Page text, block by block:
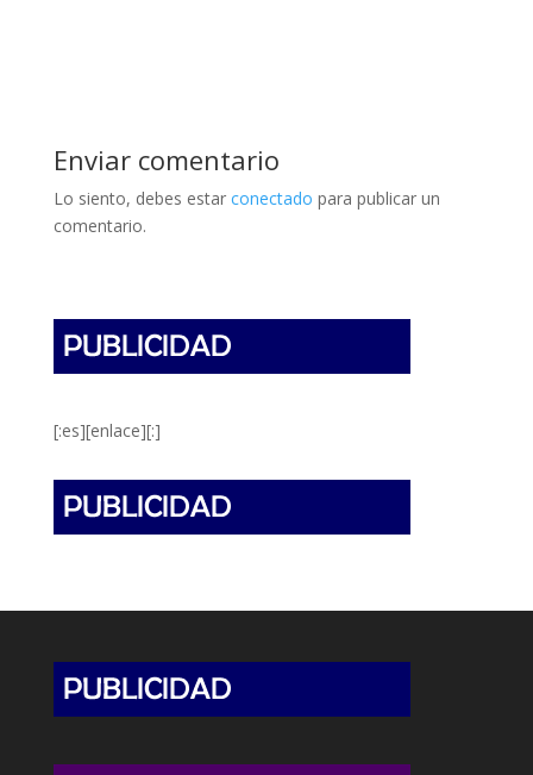
Enviar comentario
Lo siento, debes estar conectado para publicar un
comentario.
[:es][enlace][:]